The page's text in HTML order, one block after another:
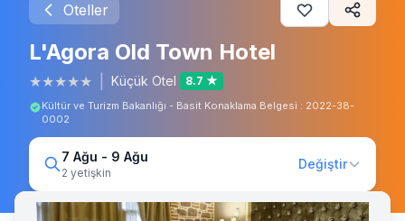
Oteller
L'Agora Old Town Hotel
★★★★★ Küçük Otel 8.7 ★
Kültür ve Turizm Bakanlığı - Basit Konaklama Belgesi : 2022-38-
0002
7 Ağu - 9 Ağu
2 yetişkin
Değiştir